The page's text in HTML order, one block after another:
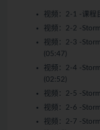
视频： 2-1 -课程
视频： 2-2 -
视频： 2-3 -
(05:47)
视频： 2-4 -
(02:52)
视频： 2-5 -
视频： 2-6 -
视频： 2-7 -